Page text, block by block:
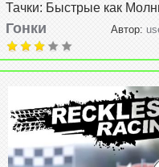
Тачки: Быстрые как
Fast as Lightning) v1.2.1b
Гонки Автор:
2015, 19:04